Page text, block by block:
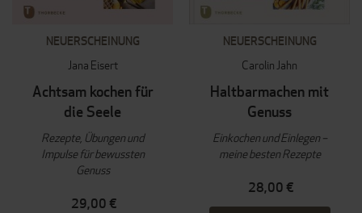
NEUERSCHEINUNG
Jana Eisert
Achtsam kochen für
die Seele
Rezepte, Übungen und
Impulse für bewussten
Genuss
29,00 €
NEUERSCHEINUNG
Carolin Jahn
Haltbarmachen mit
Genuss
Einkochen und Einlegen –
meine besten Rezepte
28,00 €